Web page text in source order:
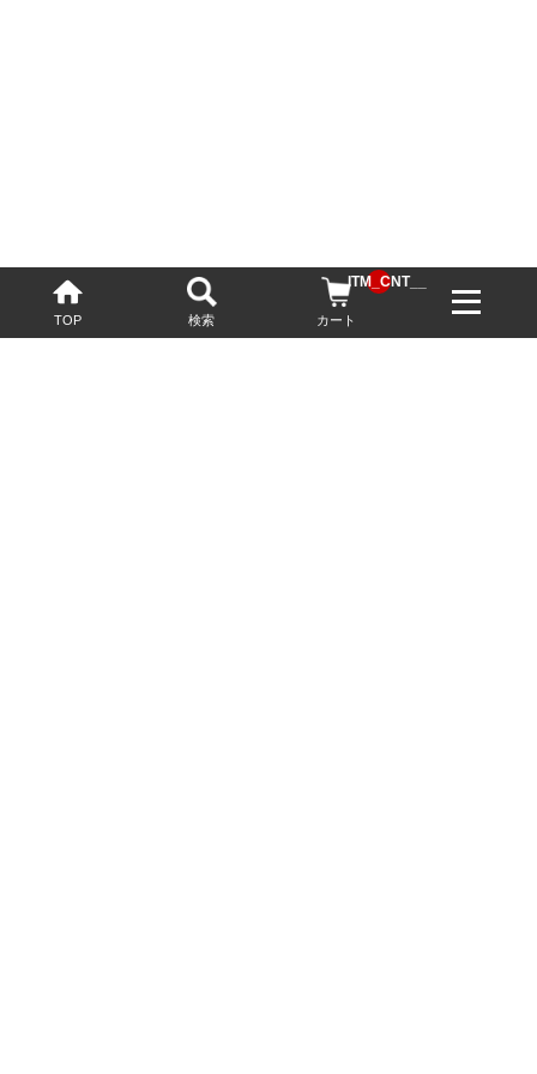
TOP 検索 カート
__ITM_CNT__